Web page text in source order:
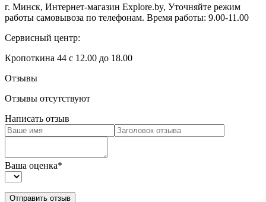
г. Минск, Интернет-магазин Explore.by, Уточняйте режим
работы самовывоза по телефонам. Время работы: 9.00-11.00
Сервисный центр:
Кропоткина 44 с 12.00 до 18.00
Отзывы
Отзывы отсутствуют
Написать отзыв
Ваша оценка*